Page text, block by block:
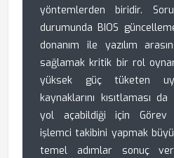
yöntemlerden biridir.
durumunda BIOS
donanım ile yazılım
sağlamak kritik bir rol
yüksek güç tüketen
kaynaklarını kısıtlaması
yol açabildiği için Görev
işlemci takibini yapmak
temel adımlar sonuç